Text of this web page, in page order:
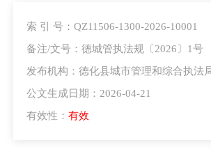
索 引 号：QZ11506-1300-2026-10001
备注/文号：德城管执法规〔2026〕1号
发布机构：德化县城市管理和综合执法
公文生成日期：2026-04-21
有效性： 有效